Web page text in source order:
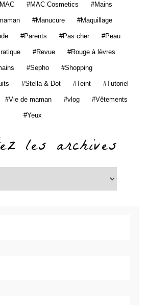
MAC MAC Cosmetics Mains
Manucure Maquillage
Parents Pas cher Peau
Revue Rouge à lèvres
Sepho Shopping
Stella & Dot Teint Tutoriel
Vie de maman vlog Vêtements
Yeux
les archives